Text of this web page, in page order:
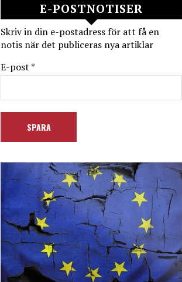
E-POSTNOTISER
Skriv in din e-postadress för att få en
notis när det publiceras nya artiklar
E-post *